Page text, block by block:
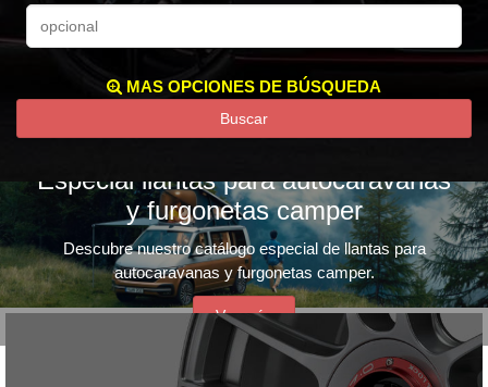
MAS OPCIONES DE BÚSQUEDA
Buscar
Especial llantas para autocaravanas
y furgonetas camper
Descubre nuestro catálogo especial de llantas para
autocaravanas y furgonetas camper.
Ver más